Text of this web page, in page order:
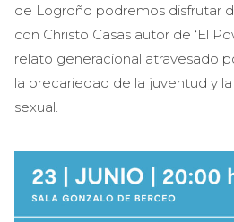
de Logroño podremos disfrutar
con Christo Casas autor de ‘El
relato generacional atravesado
la precariedad de la juventud y
sexual.